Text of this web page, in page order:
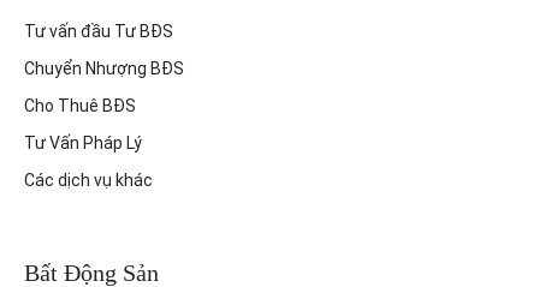
Tư vấn đầu Tư BĐS
Chuyển Nhượng BĐS
Cho Thuê BĐS
Tư Vấn Pháp Lý
Các dịch vụ khác
Bất Động Sản